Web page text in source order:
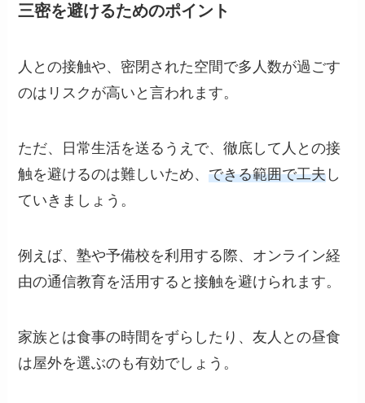
三密を避けるためのポイント
人との接触や、密閉された空間で多人数が過ごす
のはリスクが高いと言われます。
ただ、日常生活を送るうえで、徹底して人との接
触を避けるのは難しいため、できる範囲で工夫 し
ていきましょう。
例えば、塾や予備校を利用する際、オンライン経
由の通信教育を活用すると接触を避けられます。
家族とは食事の時間をずらしたり、友人との昼食
は屋外を選ぶのも有効でしょう。